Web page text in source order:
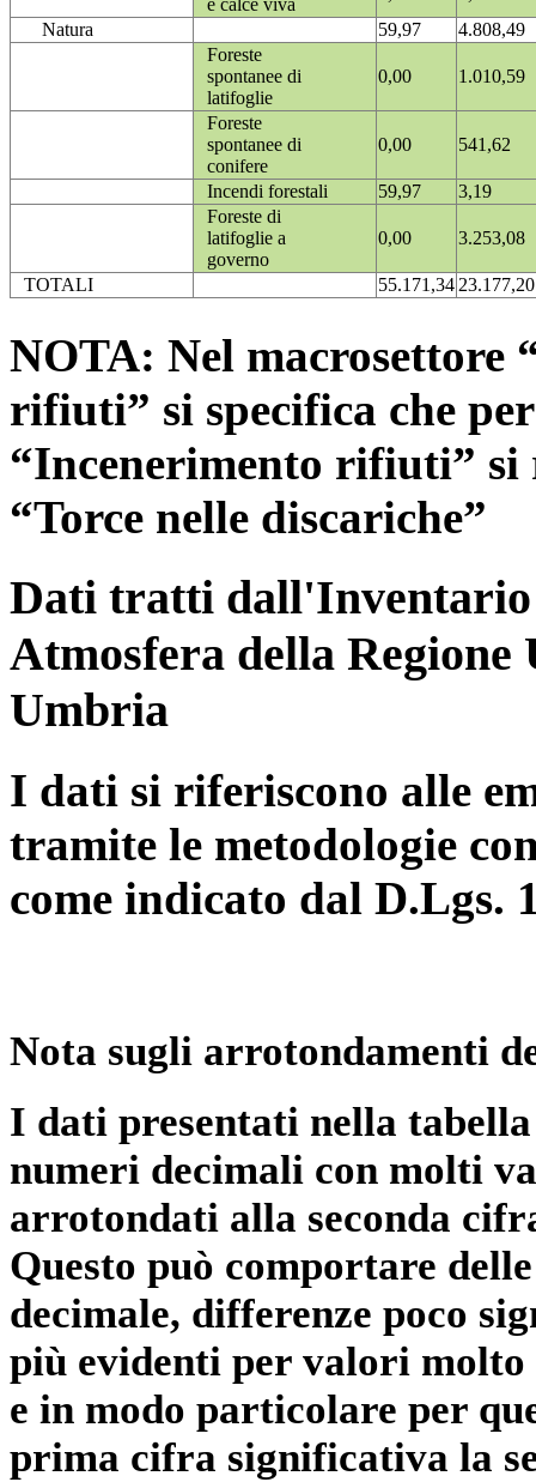
e calce viva
Natura
59,97
4.808,49
Foreste
spontanee di
latifoglie
0,00 1.010,59
Foreste
spontanee di
conifere
0,00 541,62
Incendi forestali 59,97
3,19
Foreste di
latifoglie a
governo
0,00 3.253,08
TOTALI 55.171,3423.177,20
NOTA: Nel macrosettore
rifiuti” si specifica che
“Incenerimento rifiuti”
“Torce nelle discariche”
Dati tratti dall'Inventario
Atmosfera della
Umbria
I dati si riferiscono alle
tramite le metodologie
come indicato dal D.Lgs.
Nota sugli arrotondamenti
I dati presentati nella
numeri decimali con molti
arrotondati alla seconda
Questo può comportare
decimale, differenze poco
più evidenti per valori
e in modo particolare per
prima cifra significativa la